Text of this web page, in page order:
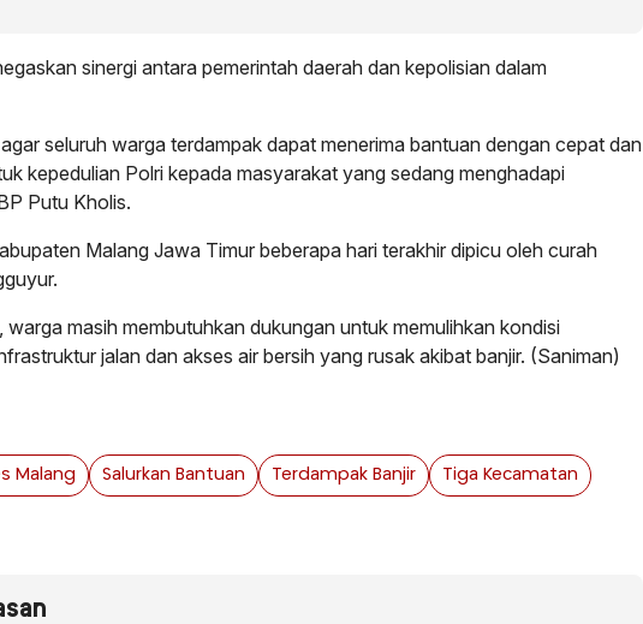
sinergi antara pemerintah daerah dan kepolisian dalam
seluruh warga terdampak dapat menerima bantuan dengan cepat dan
kepedulian Polri kepada masyarakat yang sedang menghadapi
Putu Kholis.
Malang Jawa Timur beberapa hari terakhir dipicu oleh curah
warga masih membutuhkan dukungan untuk memulihkan kondisi
jalan dan akses air bersih yang rusak akibat banjir. (Saniman)
Malang Salurkan Bantuan Terdampak Banjir Tiga Kecamatan